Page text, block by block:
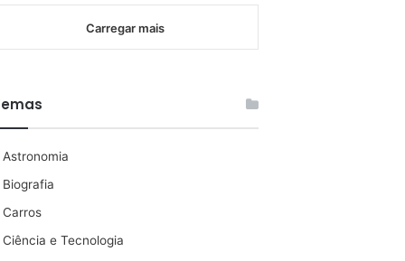
Carregar mais
Astronomia
Biografia
Carros
Ciência e Tecnologia